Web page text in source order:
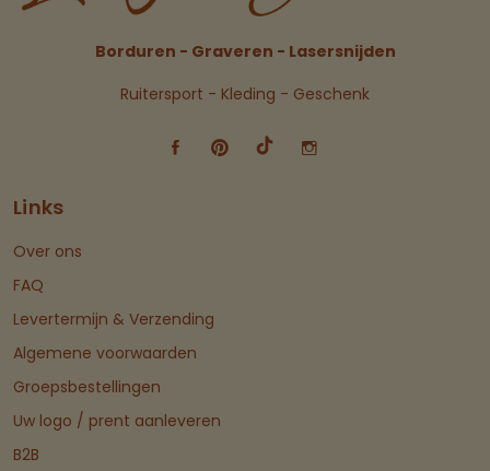
Borduren - Graveren - Lasersnijden
Ruitersport - Kleding - Geschenk
Links
Over ons
FAQ
Levertermijn & Verzending
Algemene voorwaarden
Groepsbestellingen
Uw logo / prent aanleveren
B2B